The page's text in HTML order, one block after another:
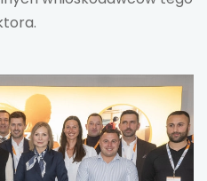
otwiera się w nowej karcie
otwiera się w nowej karcie
otwiera się w nowej karcie